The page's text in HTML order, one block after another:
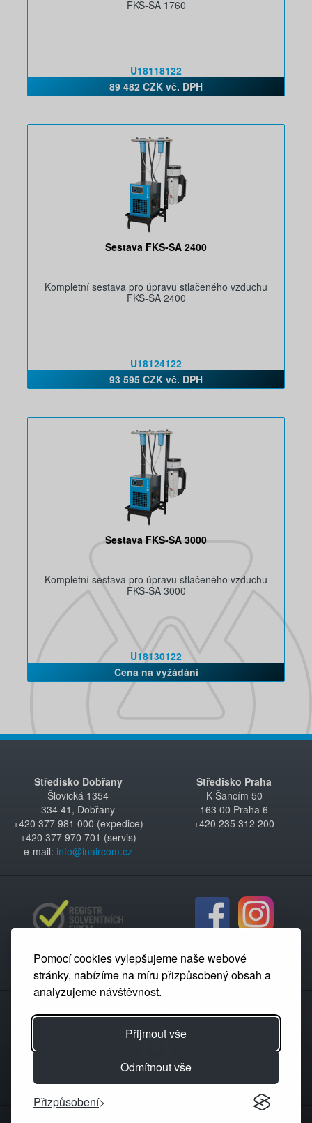
Pomocí cookies vylepšujeme naše webové
stránky, nabízíme na míru přizpůsobený obsah a
analyzujeme návštěvnost.
Přijmout vše
Odmítnout vše
Přizpůsobení
FKS-SA 1760
U18118122
89 482 CZK vč. DPH
Sestava FKS-SA 2400
Kompletní sestava pro úpravu stlačeného vzduchu
FKS-SA 2400
U18124122
93 595 CZK vč. DPH
Sestava FKS-SA 3000
Kompletní sestava pro úpravu stlačeného vzduchu
FKS-SA 3000
U18130122
Cena na vyžádání
Středisko Dobřany
Šlovická 1354
334 41, Dobřany
+420 377 981 000 (expedice)
+420 377 970 701 (servis)
e-mail: info@inaircom.cz
Středisko Praha
K Šancím 50
163 00 Praha 6
+420 235 312 200
Partnerský portál